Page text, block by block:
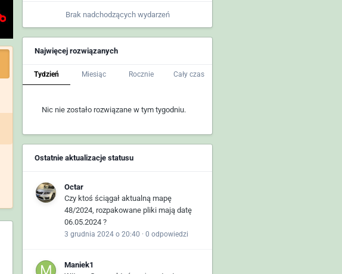
Brak nadchodzących wydarzeń
Najwięcej rozwiązanych
Tydzień Miesiąc Rocznie Cały czas
Nic nie zostało rozwiązane w tym tygodniu.
Ostatnie aktualizacje statusu
Octar
Czy ktoś ściągał aktualną mapę
48/2024, rozpakowane pliki mają datę
06.05.2024 ?
3 grudnia 2024 o 20:40 ·0 odpowiedzi
Maniek1